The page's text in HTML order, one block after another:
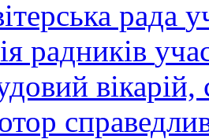
рада
радників
вікарій,